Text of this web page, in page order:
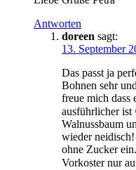
Antworten
doreen sagt:
13. September
Das passt ja
Bohnen sehr
freue mich dass
ausführlicher ist
Walnussbaum
wieder
ohne Zucker
Vorkoster nur